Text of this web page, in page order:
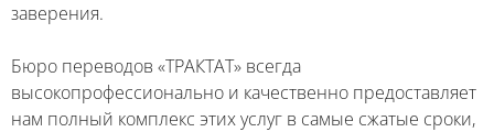
заверения.
Бюро переводов «ТРАКТАТ» всегда
высокопрофессионально и качественно предоставляет
нам полный комплекс этих услуг в самые сжатые сроки,